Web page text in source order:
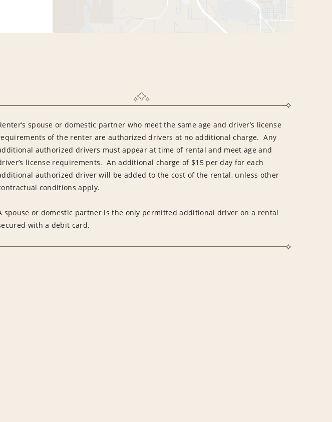
spouse or domestic partner who meet the same age and driver’s license
of the renter are authorized drivers at no additional charge. Any
authorized drivers must appear at time of rental and meet age and
license requirements. An additional charge of $15 per day for each
authorized driver will be added to the cost of the rental, unless other
conditions apply.
spouse or domestic partner is the only permitted additional driver on a rental
with a debit card.